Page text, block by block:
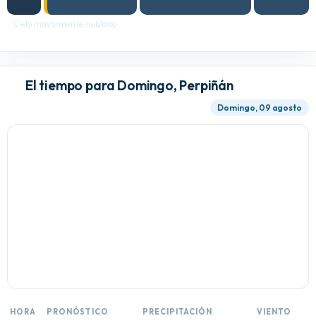
Cielo mayormente nublado
El tiempo para Domingo, Perpiñán
Domingo, 09 agosto
HORA PRONÓSTICO PRECIPITACIÓN VIENTO